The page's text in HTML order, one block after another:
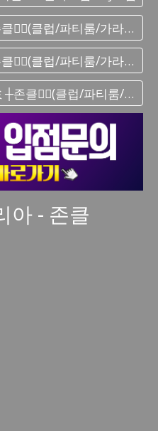
┼ミ존클서울방.comミ┼존클❤️‍🔥(클럽/파티룸/가라오케) - 단톡방
┼ミ존클부산방.comミ┼존클❤️‍🔥(클럽/파티룸/가라오케) - 단톡방
┼ミ존클올레이디방.comミ┼존클❤️‍🔥(클럽/파티룸/가라오케) - 단톡방
아 - 존클